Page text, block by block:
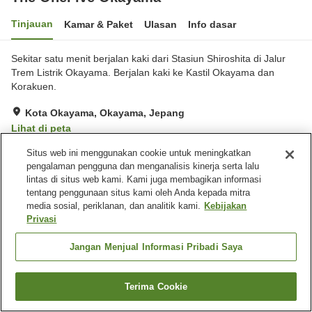
Tinjauan Kamar & Paket Ulasan Info dasar
Sekitar satu menit berjalan kaki dari Stasiun Shiroshita di Jalur
Trem Listrik Okayama. Berjalan kaki ke Kastil Okayama dan
Korakuen.
Kota Okayama, Okayama, Jepang
Lihat di peta
Sangat baik Ulasan:805
Beranda Jepang Okayama
Kota Okayama
The OneFive Okayama
Cari kamar
Situs web ini menggunakan cookie untuk meningkatkan
pengalaman pengguna dan menganalisis kinerja serta lalu
lintas di situs web kami. Kami juga membagikan informasi
tentang penggunaan situs kami oleh Anda kepada mitra
media sosial, periklanan, dan analitik kami. Kebijakan
Privasi
Jangan Menjual Informasi Pribadi Saya
Terima Cookie